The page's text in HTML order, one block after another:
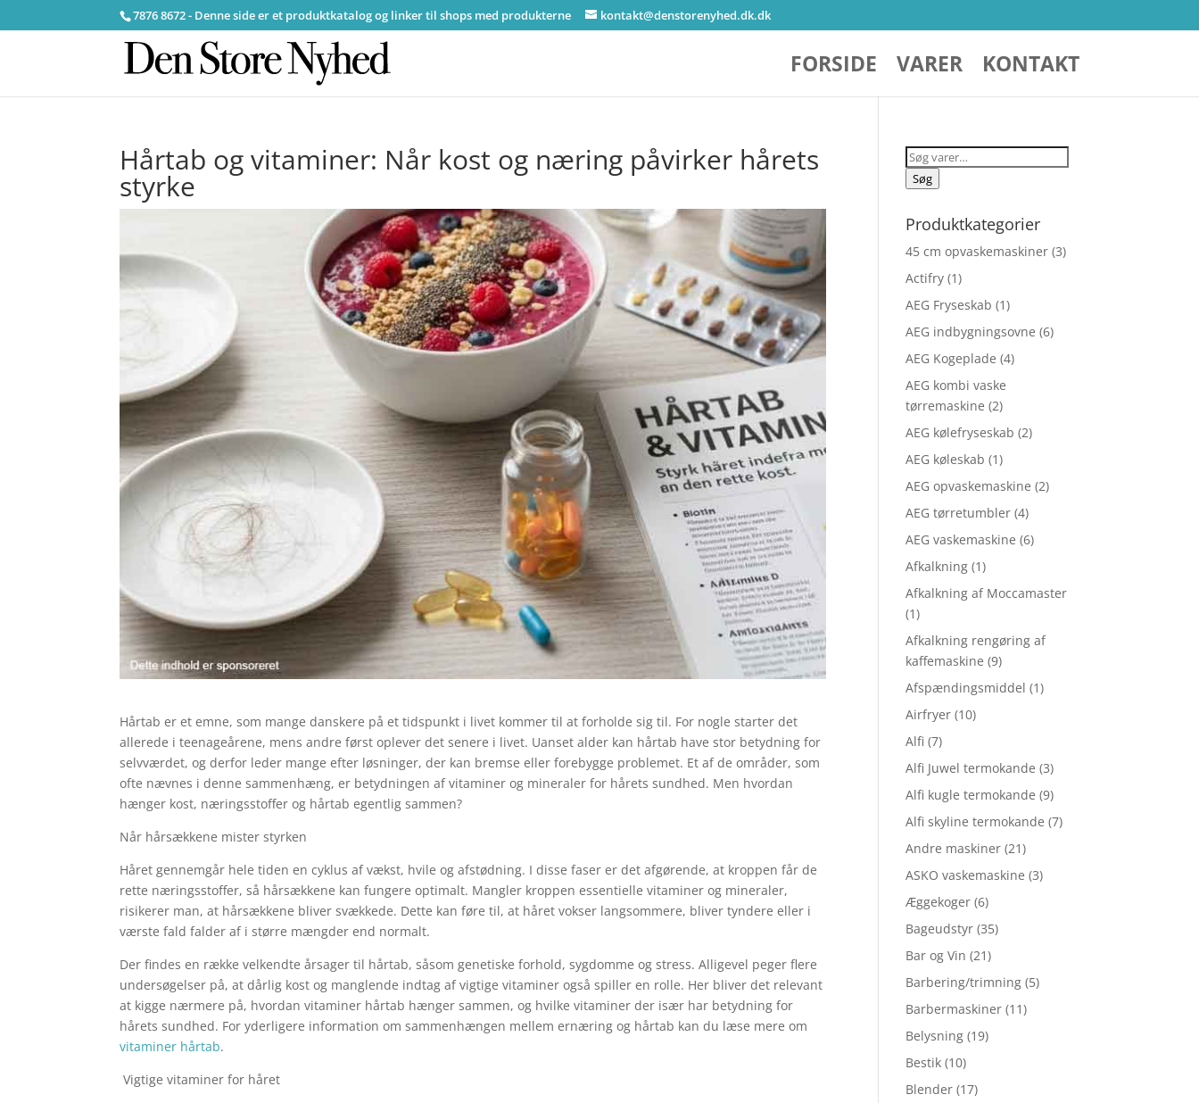
7876 8672 - Denne side er et produktkatalog og linker til shops med produkterne kontakt@denstorenyhed.dk.dk
FORSIDE VARER KONTAKT
Hårtab og vitaminer: Når kost og næring påvirker hårets
styrke
Hårtab er et emne, som mange danskere på et tidspunkt i livet kommer til at forholde sig til. For nogle starter det
allerede i teenageårene, mens andre først oplever det senere i livet. Uanset alder kan hårtab have stor betydning for
selvværdet, og derfor leder mange efter løsninger, der kan bremse eller forebygge problemet. Et af de områder, som
ofte nævnes i denne sammenhæng, er betydningen af vitaminer og mineraler for hårets sundhed. Men hvordan
hænger kost, næringsstoffer og hårtab egentlig sammen?
Når hårsækkene mister styrken
​Håret gennemgår hele tiden en cyklus af vækst, hvile og afstødning. I disse faser er det afgørende, at kroppen får de
rette næringsstoffer, så hårsækkene kan fungere optimalt. Mangler kroppen essentielle vitaminer og mineraler,
risikerer man, at hårsækkene bliver svækkede. Dette kan føre til, at håret vokser langsommere, bliver tyndere eller i
værste fald falder af i større mængder end normalt.
​Der findes en række velkendte årsager til hårtab, såsom genetiske forhold, sygdomme og stress. Alligevel peger flere
undersøgelser på, at dårlig kost og manglende indtag af vigtige vitaminer også spiller en rolle. Her bliver det relevant
at kigge nærmere på, hvordan vitaminer hårtab hænger sammen, og hvilke vitaminer der især har betydning for
hårets sundhed. For yderligere information om sammenhængen mellem ernæring og hårtab kan du læse mere om
vitaminer hårtab.
​ ​Vigtige vitaminer for håret
Søg
efter:
Søg
Produktkategorier
45 cm opvaskemaskiner (3)
Actifry (1)
AEG Fryseskab (1)
AEG indbygningsovne (6)
AEG Kogeplade (4)
AEG kombi vaske
tørremaskine (2)
AEG kølefryseskab (2)
AEG køleskab (1)
AEG opvaskemaskine (2)
AEG tørretumbler (4)
AEG vaskemaskine (6)
Afkalkning (1)
Afkalkning af Moccamaster
(1)
Afkalkning rengøring af
kaffemaskine (9)
Afspændingsmiddel (1)
Airfryer (10)
Alfi (7)
Alfi Juwel termokande (3)
Alfi kugle termokande (9)
Alfi skyline termokande (7)
Andre maskiner (21)
ASKO vaskemaskine (3)
Æggekoger (6)
Bageudstyr (35)
Bar og Vin (21)
Barbering/trimning (5)
Barbermaskiner (11)
Belysning (19)
Bestik (10)
Blender (17)